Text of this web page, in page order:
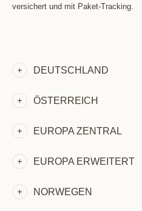
versichert und mit Paket-Tracking.
DEUTSCHLAND
ÖSTERREICH
EUROPA ZENTRAL
EUROPA ERWEITERT
NORWEGEN